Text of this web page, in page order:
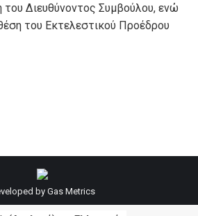
του Διευθύνοντος Συμβούλου, ενώ
του Εκτελεστικού Προέδρου
by Gas Metrics